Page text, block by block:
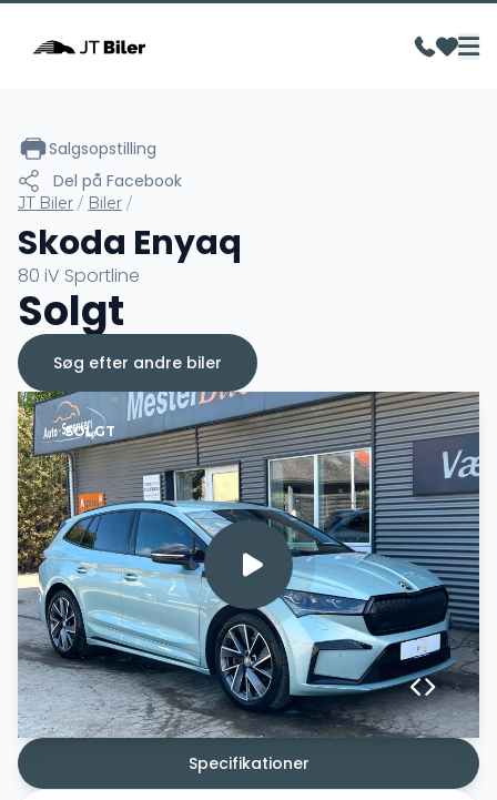
SOLGT
Specifikationer
Salgsopstilling
Del på Facebook
JT Biler / Biler /
Skoda Enyaq
80 iV Sportline
Solgt
Søg efter andre biler